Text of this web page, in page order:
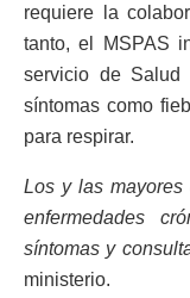
requiere la
tanto, el MSPAS
servicio de Salud
síntomas como
para respirar.
Los y las
enfermedades
síntomas y
ministerio.